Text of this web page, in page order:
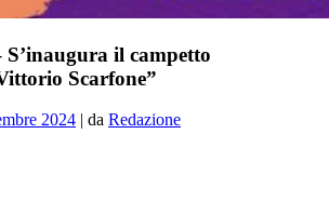
il campetto
Scarfone”
2024 | da Redazione